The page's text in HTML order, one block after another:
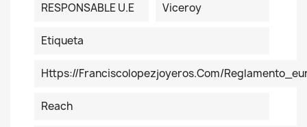
RESPONSABLE U.E Viceroy
Etiqueta
Https://franciscolopezjoyeros.com/
Reach